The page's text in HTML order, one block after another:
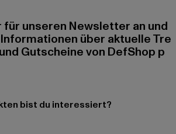
für unseren Newsletter an und
über aktuelle Tre
Gutscheine von DefShop p
bist du interessiert?